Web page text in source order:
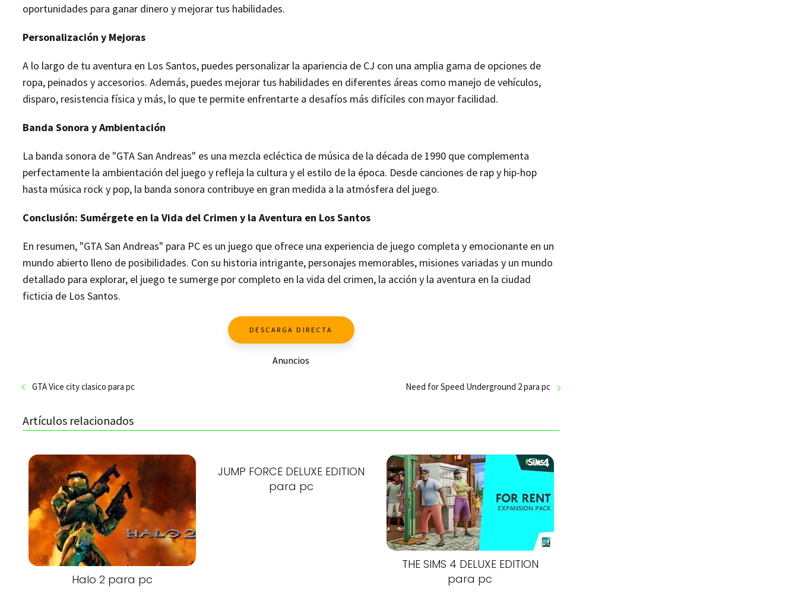
oportunidades para ganar dinero y mejorar tus habilidades.
Personalización y Mejoras
A lo largo de tu aventura en Los Santos, puedes personalizar la apariencia de CJ con una amplia gama de opciones de
ropa, peinados y accesorios. Además, puedes mejorar tus habilidades en diferentes áreas como manejo de vehículos,
disparo, resistencia física y más, lo que te permite enfrentarte a desafíos más difíciles con mayor facilidad.
Banda Sonora y Ambientación
La banda sonora de "GTA San Andreas" es una mezcla ecléctica de música de la década de 1990 que complementa
perfectamente la ambientación del juego y refleja la cultura y el estilo de la época. Desde canciones de rap y hip-hop
hasta música rock y pop, la banda sonora contribuye en gran medida a la atmósfera del juego.
Conclusión: Sumérgete en la Vida del Crimen y la Aventura en Los Santos
En resumen, "GTA San Andreas" para PC es un juego que ofrece una experiencia de juego completa y emocionante en un
mundo abierto lleno de posibilidades. Con su historia intrigante, personajes memorables, misiones variadas y un mundo
detallado para explorar, el juego te sumerge por completo en la vida del crimen, la acción y la aventura en la ciudad
ficticia de Los Santos.
DESCARGA DIRECTA
Anuncios
GTA Vice city clasico para pc Need for Speed Underground 2 para pc
Artículos relacionados
Halo 2 para pc
JUMP FORCE DELUXE EDITION
para pc
THE SIMS 4 DELUXE EDITION
para pc